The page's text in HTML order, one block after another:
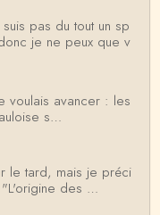
pas du tout un sp
je ne peux que v
voulais avancer : les
s…
le tard, mais je préci
des …